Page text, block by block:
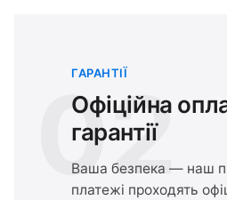
02
ГАРАНТІЇ
Офіційна
гарантії
Ваша безпека — наш
платежі проходять